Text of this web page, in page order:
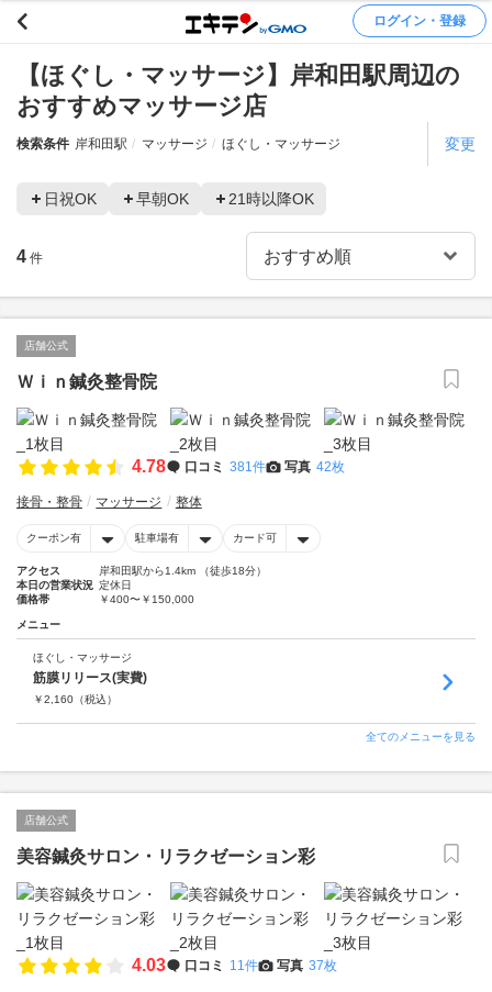
ログイン・登録
【ほぐし・マッサージ】岸和田駅周辺の
おすすめマッサージ店
検索条件 岸和田駅 マッサージ ほぐし・マッサージ 変更
日祝OK 早朝OK 21時以降OK
4 件
店舗公式
Ｗｉｎ鍼灸整骨院
4.78 口コミ 381件 写真 42枚
接骨・整骨 マッサージ 整体
クーポン有 駐車場有 カード可
アクセス
岸和田駅から1.4km （徒歩18分）
本日の営業状況 定休日
価格帯
￥400〜￥150,000
メニュー
ほぐし・マッサージ
筋膜リリース(実費)
￥2,160 （税込）
全てのメニューを見る
店舗公式
美容鍼灸サロン・リラクゼーション彩
4.03 口コミ 11件 写真 37枚